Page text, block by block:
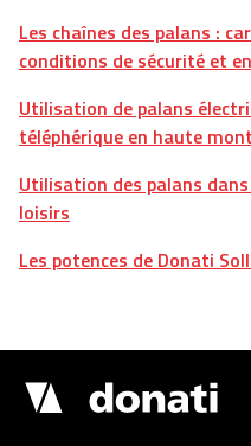
Les chaînes des palans :
conditions de sécurité et
Utilisation de palans
téléphérique en haute
Utilisation des palans
loisirs
Les potences de Donati
Drupal